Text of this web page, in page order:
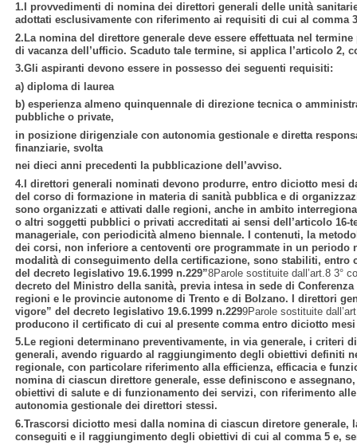
1.I provvedimenti di nomina dei direttori generali delle unità
adottati esclusivamente con riferimento ai requisiti di cui al comma
2.La nomina del direttore generale deve essere effettuata nel
di vacanza dell’ufficio. Scaduto tale termine, si applica l’articolo 2,
3.Gli aspiranti devono essere in possesso dei seguenti requisiti:
a) diploma di laurea
b) esperienza almeno quinquennale di direzione tecnica o
pubbliche o private,
in posizione dirigenziale con autonomia gestionale e diretta
finanziarie, svolta
nei dieci anni precedenti la pubblicazione dell’avviso.
4.I direttori generali nominati devono produrre, entro diciotto mesi
del corso di formazione in materia di sanità pubblica e di
sono organizzati e attivati dalle regioni, anche in ambito
o altri soggetti pubblici o privati accreditati ai sensi dell’articolo 16-
manageriale, con periodicità almeno biennale. I contenuti, la
dei corsi, non inferiore a centoventi ore programmate in un periodo
modalità di conseguimento della certificazione, sono stabiliti, entro
del decreto legislativo 19.6.1999 n.229”8Parole sostituite dall’art.8 3°
decreto del Ministro della sanità, previa intesa in sede di
regioni e le provincie autonome di Trento e di Bolzano. I direttori
vigore” del decreto legislativo 19.6.1999 n.2299Parole sostituite
producono il certificato di cui al presente comma entro diciotto mesi
5.Le regioni determinano preventivamente, in via generale, i criteri
generali, avendo riguardo al raggiungimento degli obiettivi definiti
regionale, con particolare riferimento alla efficienza, efficacia e
nomina di ciascun direttore generale, esse definiscono e
obiettivi di salute e di funzionamento dei servizi, con riferimento
autonomia gestionale dei direttori stessi.
6.Trascorsi diciotto mesi dalla nomina di ciascun diretore generale,
conseguiti e il raggiungimento degli obiettivi di cui al comma 5 e,